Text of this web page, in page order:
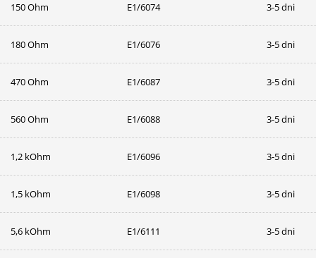
150 Ohm E1/6074 3-5 dni
180 Ohm E1/6076 3-5 dni
470 Ohm E1/6087 3-5 dni
560 Ohm E1/6088 3-5 dni
1,2 kOhm E1/6096 3-5 dni
1,5 kOhm E1/6098 3-5 dni
5,6 kOhm E1/6111 3-5 dni